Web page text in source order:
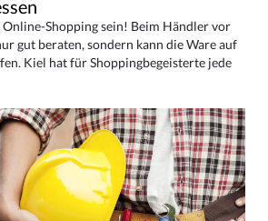
Online-Shopping sein! Beim Händler vor
gut beraten, sondern kann die Ware auf
Kiel hat für Shoppingbegeisterte jede